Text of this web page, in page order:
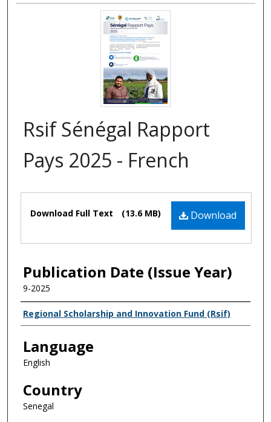
Rsif Sénégal Rapport
Pays 2025 - French
Files Download
Download Full Text (13.6 MB)
Publication Date (Issue Year)
9-2025
Name of Author
Regional Scholarship and Innovation Fund (Rsif)
Language
English
Country
Senegal